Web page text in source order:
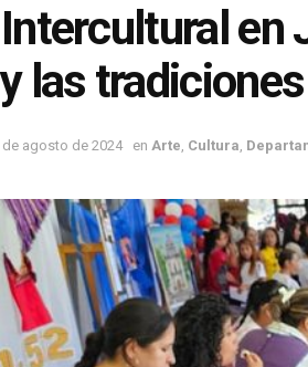
en
las
de agosto de 2024 en Arte, Cultura,